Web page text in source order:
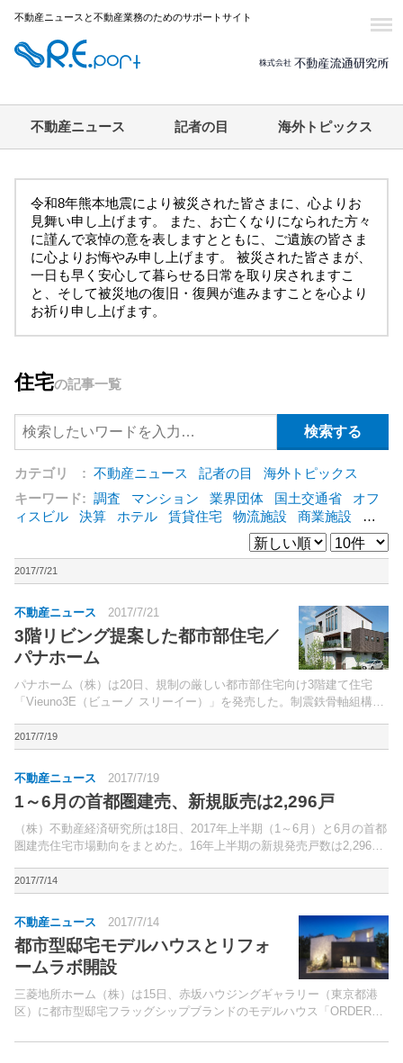
不動産ニュースと不動産業務のためのサポートサイト
不動産ニュース 記者の目 海外トピックス
令和8年熊本地震により被災された皆さまに、心よりお
見舞い申し上げます。 また、お亡くなりになられた方々
に謹んで哀悼の意を表しますとともに、ご遺族の皆さま
に心よりお悔やみ申し上げます。 被災された皆さまが、
一日も早く安心して暮らせる日常を取り戻されますこ
と、そして被災地の復旧・復興が進みますことを心より
お祈り申し上げます。
住宅の記事一覧
カテゴリ : 不動産ニュース 記者の目
海外トピックス
キーワード: 調査 マンション 業界団体 国土交通省
オフ
ィスビル
決算 ホテル 賃貸住宅 物流施設 商業施設
海
東急不動産 賃料
ア
野村不動産 ZEH [+]
2017/7/21
不動産ニュース 2017/7/21
3階リビング提案した都市部住宅／
パナホーム
パナホーム（株）は20日、規制の厳しい都市部住宅向け3階建て住宅
「Vieuno3E（ビューノ スリーイー）」を発売した。制震鉄骨軸組構造
と、眺望や日当たりの良い「3階リビング」を...
2017/7/19
不動産ニュース 2017/7/19
1～6月の首都圏建売、新規販売は2,296戸
（株）不動産経済研究所は18日、2017年上半期（1～6月）と6月の首都
圏建売住宅市場動向をまとめた。16年上半期の新規発売戸数は2,296戸
2017/7/14
不動産ニュース 2017/7/14
都市型邸宅モデルハウスとリフォ
ームラボ開設
三菱地所ホーム（株）は15日、赤坂ハウジングギャラリー（東京都港
区）に都市型邸宅フラッグシップブランドのモデルハウス「ORDER
坂」をオープンする。「ORDER GRAN...